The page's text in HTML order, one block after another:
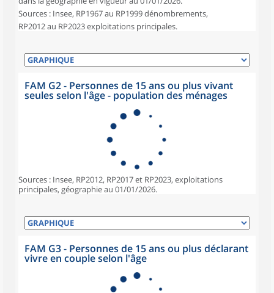
Sources : Insee, RP1967 au RP1999 dénombrements,
RP2012 au RP2023 exploitations principales.
FAM G2 - Personnes de 15 ans ou plus vivant
seules selon l'âge - population des ménages
Sources : Insee, RP2012, RP2017 et RP2023, exploitations
principales, géographie au 01/01/2026.
FAM G3 - Personnes de 15 ans ou plus déclarant
vivre en couple selon l'âge